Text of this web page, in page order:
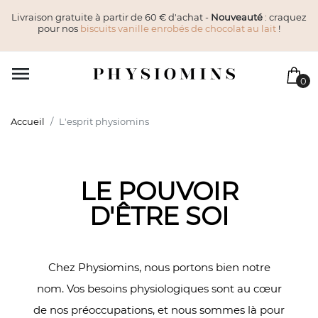
Livraison gratuite à partir de 60 € d'achat - Nouveauté: craquez
pour nos biscuits vanille enrobés de chocolat au lait !
 0
Accueil L'esprit physiomins
LE POUVOIR
D'ÊTRE SOI
Chez Physiomins, nous portons bien notre
nom. Vos besoins physiologiques sont au cœur
de nos préoccupations, et nous sommes là pour